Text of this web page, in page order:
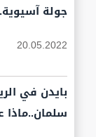
جولة آسيوية.. 4 أهداف
20.05.2022
بايدن في